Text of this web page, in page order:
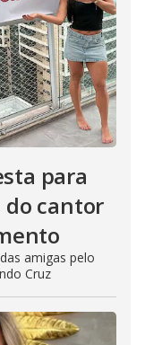
para
do cantor
amigas pelo
Cruz